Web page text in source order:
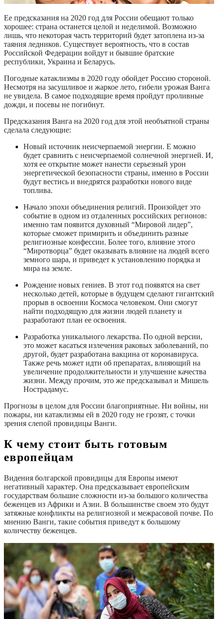
Ее предсказания на 2020 год для России обещают только
хорошее: страна останется целой и неделимой. Возможно
лишь, что некоторая часть территорий будет затоплена из-за
таяния ледников. Существует вероятность, что в состав
Российской Федерации войдут и бывшие братские
республики, Украина и Беларусь.
Погодные катаклизмы в 2020 году обойдет Россию стороной.
Несмотря на засушливое и жаркое лето, гибели урожая Ванга
не увидела. В самое подходящие время пройдут проливные
дожди, и посевы не погибнут.
Предсказания Ванга на 2020 год для этой необъятной страны
сделала следующие:
Новый источник неисчерпаемой энергии. Е можно
будет сравнить с неисчерпаемой солнечной энергией. И,
хотя ее открытие может нанести серьезный урон
энергетической безопасности страны, именно в России
будут вестись и внедрятся разработки нового виде
топлива.
Начало эпохи объединения религий. Произойдет это
событие в одном из отдаленных российских регионов:
именно там появится духовный “Мировой лидер”,
которые сможет примирить и объединить разные
религиозные конфессии. Более того, влияние этого
“Миротворца” будет оказывать влияние на людей всего
земного шара, и приведет к установлению порядка и
мира на земле.
Рождение новых гениев. В этот год появятся на свет
несколько детей, которые в будущем сделают гигантский
прорыв в освоении Космоса человеком. Они смогут
найти подходящую для жизни людей планету и
разработают план ее освоения.
Разработка уникального лекарства. По одной версии,
это может касаться излечения раковых заболеваний, по
другой, будет разработана вакцина от коронавируса.
Также речь может идти об препаратах, влияющий на
увеличение продолжительности и улучшение качества
жизни. Между прочим, это же предсказывал и Мишель
Нострадамус.
Прогнозы в целом для России благоприятные. Ни войны, ни
пожары, ни катаклизмы ей в 2020 году не грозят, с точки
зрения слепой провидицы Ванги.
К чему стоит быть готовым
европейцам
Видения болгарской провидицы для Европы имеют
негативный характер. Она предсказывает европейским
государствам большие сложности из-за большого количества
беженцев из Африки и Азии. В большинстве своем это будут
затяжные конфликты на религиозной и межрасовой почве. По
мнению Ванги, такие события приведут к большому
количеству беженцев.